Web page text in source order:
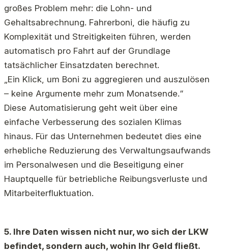
großes Problem mehr: die Lohn- und
Gehaltsabrechnung. Fahrerboni, die häufig zu
Komplexität und Streitigkeiten führen, werden
automatisch pro Fahrt auf der Grundlage
tatsächlicher Einsatzdaten berechnet.
„Ein Klick, um Boni zu aggregieren und auszulösen
– keine Argumente mehr zum Monatsende.“
Diese Automatisierung geht weit über eine
einfache Verbesserung des sozialen Klimas
hinaus. Für das Unternehmen bedeutet dies eine
erhebliche Reduzierung des Verwaltungsaufwands
im Personalwesen und die Beseitigung einer
Hauptquelle für betriebliche Reibungsverluste und
Mitarbeiterfluktuation.
5. Ihre Daten wissen nicht nur, wo sich der LKW
befindet, sondern auch, wohin Ihr Geld fließt.